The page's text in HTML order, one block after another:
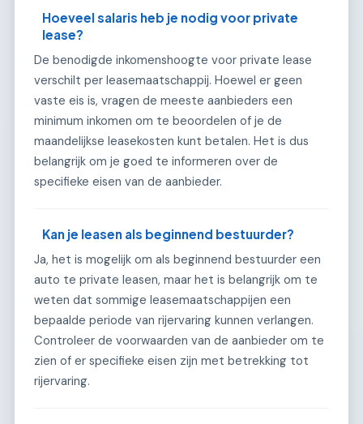
Hoeveel salaris heb je nodig voor private
lease?
De benodigde inkomenshoogte voor private lease
verschilt per leasemaatschappij. Hoewel er geen
vaste eis is, vragen de meeste aanbieders een
minimum inkomen om te beoordelen of je de
maandelijkse leasekosten kunt betalen. Het is dus
belangrijk om je goed te informeren over de
specifieke eisen van de aanbieder.
Kan je leasen als beginnend bestuurder?
Ja, het is mogelijk om als beginnend bestuurder een
auto te private leasen, maar het is belangrijk om te
weten dat sommige leasemaatschappijen een
bepaalde periode van rijervaring kunnen verlangen.
Controleer de voorwaarden van de aanbieder om te
zien of er specifieke eisen zijn met betrekking tot
rijervaring.